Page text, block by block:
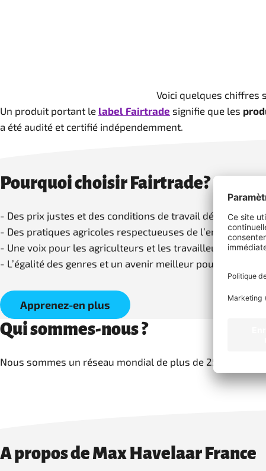
Voici quelques chiffres
Un produit portant le label Fairtrade signifie que les
a été audité et certifié indépendemment.
Pourquoi choisir Fairtrade?
- Des prix justes et des conditions de travail décentes
- Des pratiques agricoles respectueuses de
- Une voix pour les agriculteurs et les travailleurs
- L’égalité des genres et un avenir meilleur pour les jeunes
Apprenez-en plus
Qui sommes-nous ?
Nous sommes un réseau mondial de plus de 25
A propos de Max Havelaar France